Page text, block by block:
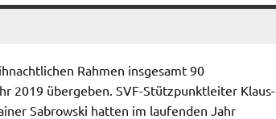
Rahmen insgesamt 90
2019 übergeben. SVF-Stützpunktleiter Klaus-
Sabrowski hatten im laufenden Jahr